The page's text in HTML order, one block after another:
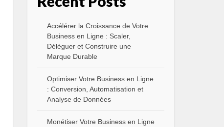
Accélérer la Croissance de Votre
Business en Ligne : Scaler,
Déléguer et Construire une
Marque Durable
Optimiser Votre Business en Ligne
: Conversion, Automatisation et
Analyse de Données
Monétiser Votre Business en Ligne